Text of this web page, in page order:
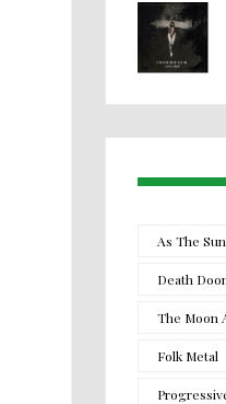
As The
Death
The Moon
Folk Metal